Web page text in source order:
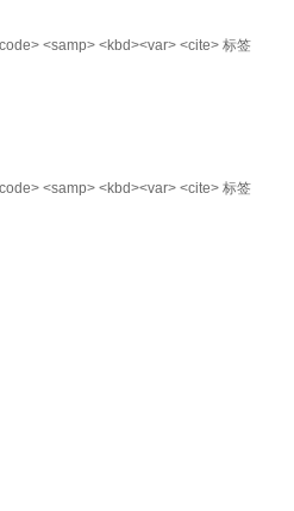
<samp> <kbd><var> <cite> 标签
<samp> <kbd><var> <cite> 标签